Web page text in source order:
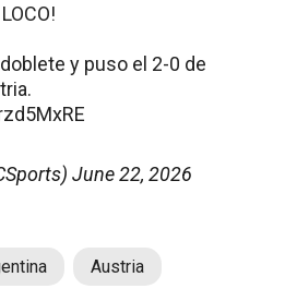
y puso el 2-0 de
June 22, 2026
Austria